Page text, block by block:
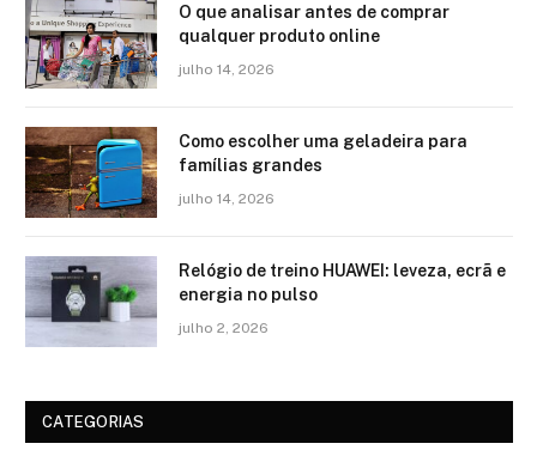
O que analisar antes de comprar
qualquer produto online
julho 14, 2026
Como escolher uma geladeira para
famílias grandes
julho 14, 2026
Relógio de treino​ HUAWEI: leveza, ecrã e
energia no pulso
julho 2, 2026
CATEGORIAS